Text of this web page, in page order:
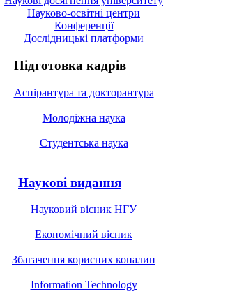
Науково-освітні центри
Конференції
Дослідницькі платформи
Підготовка кадрів
Аспірантура та докторантура
Молодіжна наука
Студентська наука
Наукові видання
Науковий вісник НГУ
Економічний вісник
Збагачення корисних копалин
Information Technology